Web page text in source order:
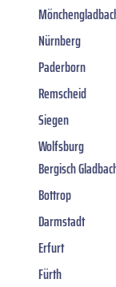
Nürnberg
Paderborn
Remscheid
Siegen
Wolfsburg
Bergisch
Bottrop
Darmstadt
Erfurt
Fürth